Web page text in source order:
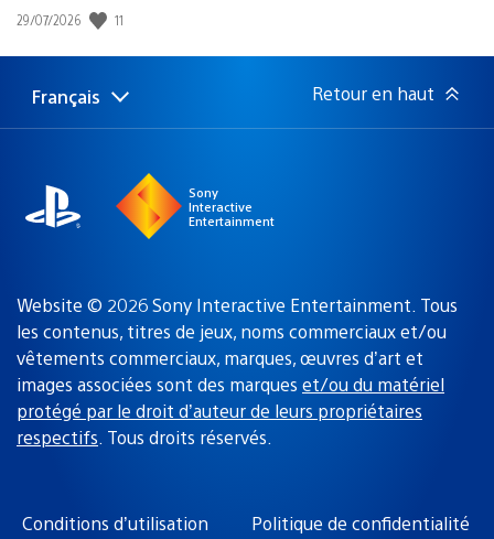
Date
publication
29/07/2026 11
Choisir
Région
Français Retour en haut
Sony
Interactive
Entertainment
Website © 2026 Sony Interactive Entertainment. Tous
les contenus, titres de jeux, noms commerciaux et/ou
vêtements commerciaux, marques, œuvres d’art et
images associées sont des marques et/ou du matériel
protégé par le droit d’auteur de leurs propriétaires
respectifs. Tous droits réservés.
Conditions d’utilisation Politique de confidentialité